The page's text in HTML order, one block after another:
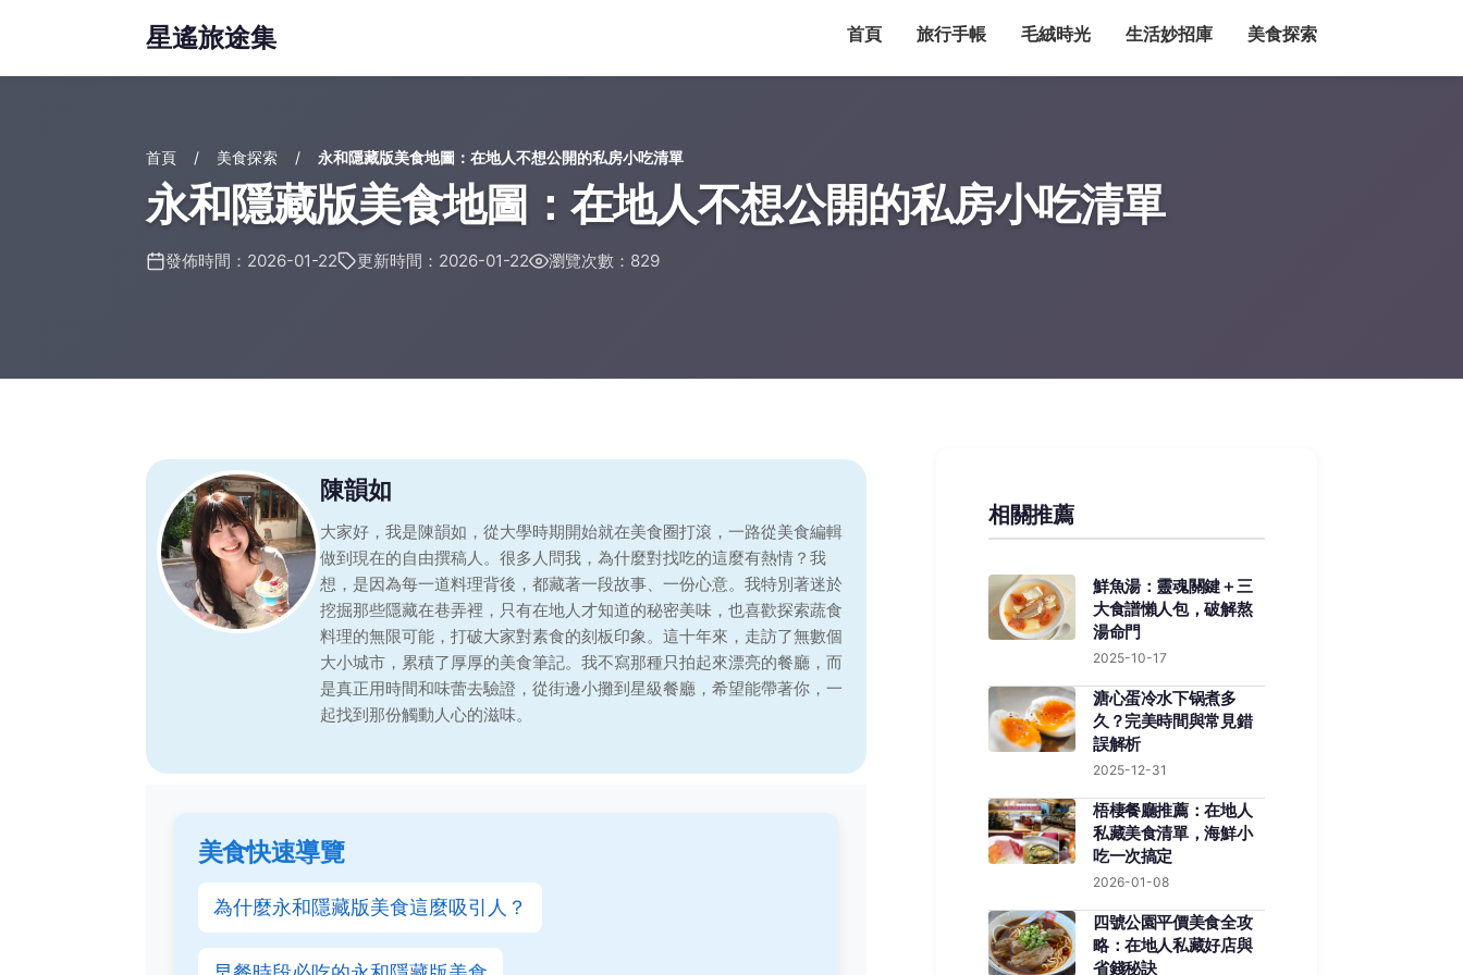
星遙旅途集 首頁 旅行手帳 毛絨時光 生活妙招庫 美食探索
首頁 美食探索 永和隱藏版美食地圖：在地人不想公開的私房小吃清單
永和隱藏版美食地圖：在地人不想公開的私房小吃清單
發佈時間：2026-01-22 更新時間：2026-01-22 瀏覽次數：829
陳韻如
大家好，我是陳韻如，從大學時期開始就在美食圈打滾，一路從美食編輯
做到現在的自由撰稿人。很多人問我，為什麼對找吃的這麼有熱情？我
想，是因為每一道料理背後，都藏著一段故事、一份心意。我特別著迷於
挖掘那些隱藏在巷弄裡，只有在地人才知道的秘密美味，也喜歡探索蔬食
料理的無限可能，打破大家對素食的刻板印象。這十年來，走訪了無數個
大小城市，累積了厚厚的美食筆記。我不寫那種只拍起來漂亮的餐廳，而
是真正用時間和味蕾去驗證，從街邊小攤到星級餐廳，希望能帶著你，一
起找到那份觸動人心的滋味。
美食快速導覽
為什麼永和隱藏版美食這麼吸引人？
相關推薦
鮮魚湯：靈魂關鍵＋三
大食譜懶人包，破解熬
湯命門
2025-10-17
溏心蛋冷水下锅煮多
久？完美時間與常見錯
誤解析
2025-12-31
梧棲餐廳推薦：在地人
私藏美食清單，海鮮小
吃一次搞定
2026-01-08
四號公園平價美食全攻
略：在地人私藏好店與
省錢秘訣